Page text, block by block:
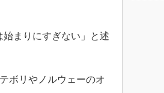
始まりにすぎない」と述
ボリやノルウェーのオ